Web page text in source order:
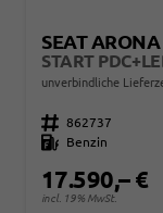
SEAT ARONA
START
unverbindliche
Fahrzeugnr. 862737
Kraftstoff
Benzin
17.590,– €
incl. 19% MwSt.